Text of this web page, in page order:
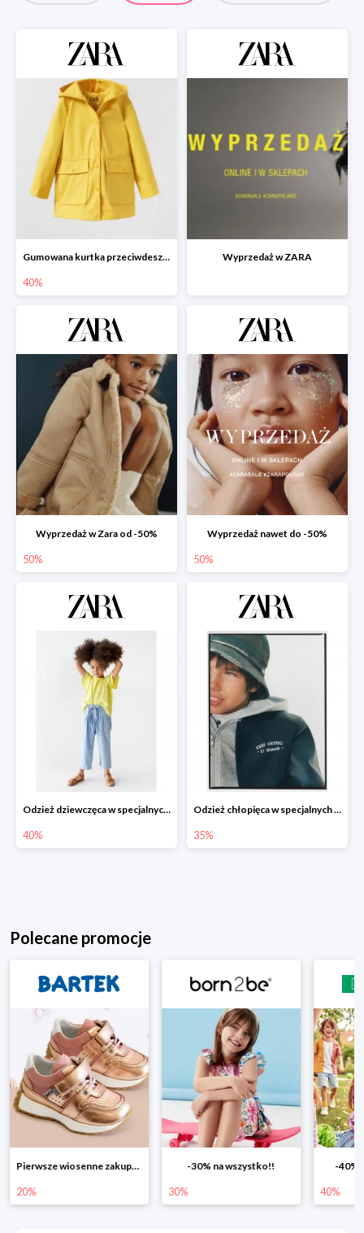
Gumowana kurtka przeciwdeszczowa - 40%
40%
Wyprzedaż w ZARA
Wyprzedaż w Zara od -50%
50%
Wyprzedaż nawet do -50%
50%
Odzież dziewczęca w specjalnych cenach do -40%
40%
Odzież chłopięca w specjalnych cenach do -35%
35%
Polecane promocje
Pierwsze wiosenne zakupy -20%
20%
-30% na wszystko!!
30%
-40%
40%